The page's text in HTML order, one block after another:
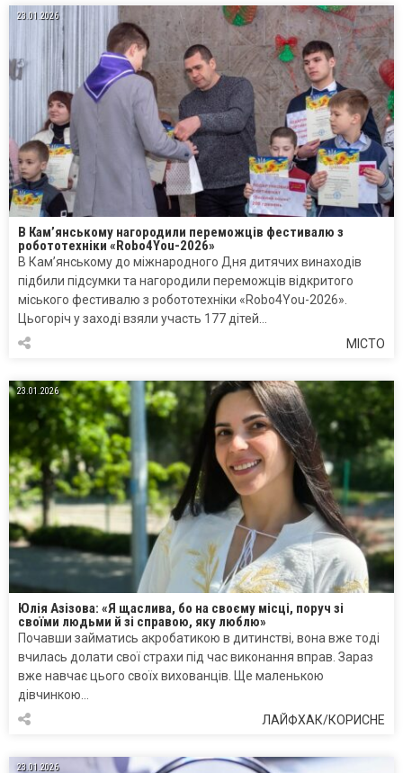
23.01.2026
В Кам’янському нагородили переможців фестивалю з
робототехніки «Robo4You-2026»
В Кам’янському до міжнародного Дня дитячих винаходів
підбили підсумки та нагородили переможців відкритого
міського фестивалю з робототехніки «Robo4You-2026».
Цьогоріч у заході взяли участь 177 дітей…
МІСТО
23.01.2026
Юлія Азізова: «Я щаслива, бо на своєму місці, поруч зі
своїми людьми й зі справою, яку люблю»
Почавши займатись акробатикою в дитинстві, вона вже тоді
вчилась долати свої страхи під час виконання вправ. Зараз
вже навчає цього своїх вихованців. Ще маленькою
дівчинкою…
ЛАЙФХАК/КОРИСНЕ
23.01.2026